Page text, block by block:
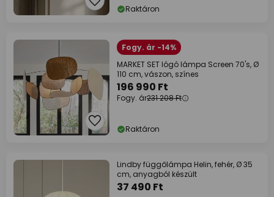
Raktáron
Fogy. ár -14%
MARKET SET lógó lámpa Screen 70's, Ø
110 cm, vászon, színes
196 990 Ft
Fogy. ár231 208 Ft
Raktáron
Lindby függőlámpa Helin, fehér, Ø 35
cm, anyagból készült
37 490 Ft